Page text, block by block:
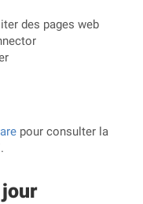
des pages web
pour consulter la